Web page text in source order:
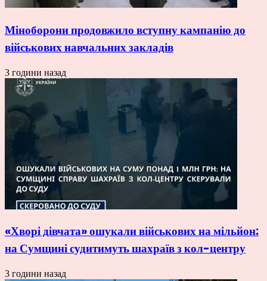
Міноборони продовжило вступну кампанію до
військових навчальних закладів
3 години назад
«Хворі дівчата» ошукали військових на мільйон:
на Сумщині судитимуть шахраїв з кол-центру
3 години назад